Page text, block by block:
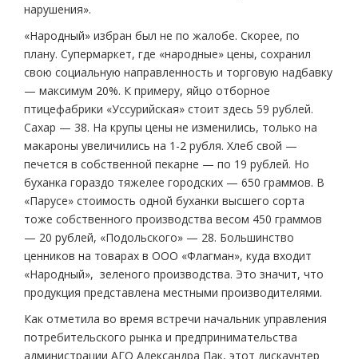
нарушения».
«Народный» избран был не по жалобе. Скорее, по
плану. Супермаркет, где «народные» цены, сохранил
свою социальную направленность и торговую надбавку
— максимум 20%. К примеру, яйцо отборное
птицефабрики «Уссурийская» стоит здесь 59 рублей.
Сахар — 38. На крупы цены не изменились, только на
макароны увеличились на 1-2 рубля. Хлеб свой —
печется в собственной пекарне — по 19 рублей. Но
буханка гораздо тяжелее городских — 650 граммов. В
«Парусе» стоимость одной буханки высшего сорта
тоже собственного производства весом 450 граммов
— 20 рублей, «Подольского» — 28. Большинство
ценников на товарах в ООО «Флагман», куда входит
«Народный», зеленого производства. Это значит, что
продукция представлена местными производителями.
Как отметила во время встречи начальник управления
потребительского рынка и предпринимательства
администрации АГО Александра Пак, этот дискаунтер